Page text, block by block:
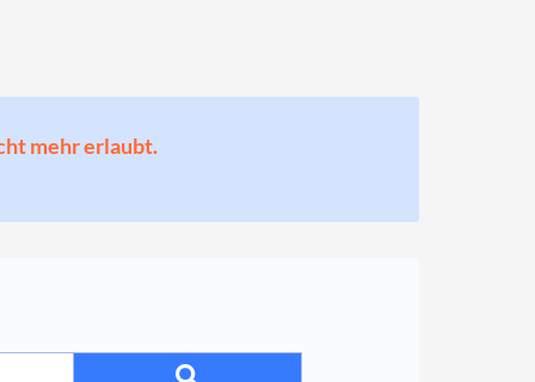
mehr erlaubt.